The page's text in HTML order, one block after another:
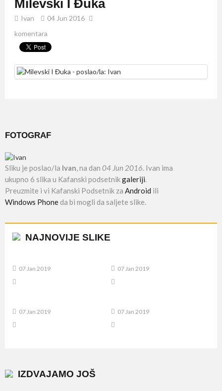
Milevski I Đuka
Ivan
04 Jun 2016
komentara
FOTOGRAF
Sliku je poslao/la Ivan, na dan 04 Jun 2016. Ivan ima
ukupno 6 slika u Kafanski podsetnikgaleriji.
Preuzmite i vi Kafanski Podsetnik za Android ili
Windows Phoneda bi mogli da saljete slike.
NAJNOVIJE SLIKE
07 Jan 2019 07 Jan 2019
07 Jan 2019 07 Jan 2019
IZDVAJAMO JOŠ